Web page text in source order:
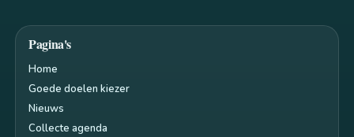
Pagina's
Home
Goede doelen kiezer
Nieuws
Collecte agenda